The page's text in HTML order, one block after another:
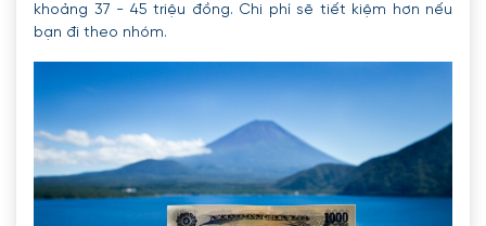
khoảng 37 - 45 triệu đồng. Chi phí sẽ tiết kiệm hơn nếu
bạn đi theo nhóm.